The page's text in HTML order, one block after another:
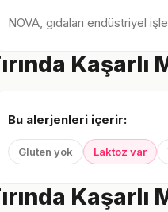
NOVA, gıdaları endüstriyel
Bu alerjenleri içerir:
Gluten yok Laktoz var